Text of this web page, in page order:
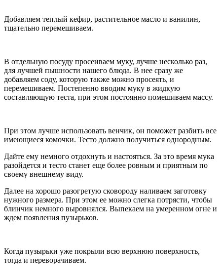
Добавляем теплый кефир, растительное масло и ванилин,
тщательно перемешиваем.
В отдельную посуду просеиваем муку, лучше несколько раз,
для лучшей пышности нашего блюда. В нее сразу же
добавляем соду, которую также можно просеять, и
перемешиваем. Постепенно вводим муку в жидкую
составляющую теста, при этом постоянно помешиваем массу.
При этом лучше использовать венчик, он поможет разбить все
имеющиеся комочки. Тесто должно получиться однородным.
Дайте ему немного отдохнуть и настояться. За это время мука
разойдется и тесто станет еще более ровным и приятным по
своему внешнему виду.
Далее на хорошо разогретую сковороду наливаем заготовку
нужного размера. При этом ее можно слегка потрясти, чтобы
блинчик немного выровнялся. Выпекаем на умеренном огне и
ждем появления пузырьков.
Когда пузырьки уже покрыли всю верхнюю поверхность,
тогда и переворачиваем.